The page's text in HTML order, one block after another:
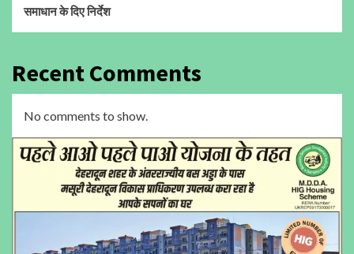
समाधान के दिए निर्देश
Recent Comments
No comments to show.